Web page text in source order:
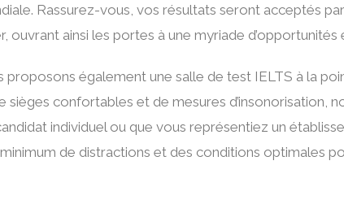
Rassurez-vous, vos résultats seront acceptés
ainsi les portes à une myriade
proposons également une salle de test IELTS à la
confortables et de mesures d’insonorisation,
individuel ou que vous représentiez un
de distractions et des conditions optimales